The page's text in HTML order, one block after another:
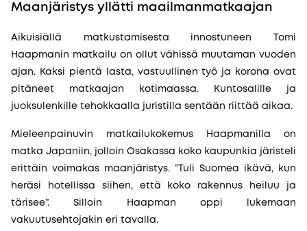
Maanjäristys yllätti maailmanmatkaajan
Aikuisiällä matkustamisesta innostuneen Tomi
Haapmanin matkailu on ollut vähissä muutaman vuoden
ajan. Kaksi pientä lasta, vastuullinen työ ja korona ovat
pitäneet matkaajan kotimaassa. Kuntosalille ja
juoksulenkille tehokkaalla juristilla sentään riittää aikaa.
Mieleenpainuvin matkailukokemus Haapmanilla on
matka Japaniin, jolloin Osakassa koko kaupunkia järisteli
erittäin voimakas maanjäristys. ”Tuli Suomea ikävä, kun
heräsi hotellissa siihen, että koko rakennus heiluu ja
tärisee”. Silloin Haapman oppi lukemaan
vakuutusehtojakin eri tavalla.